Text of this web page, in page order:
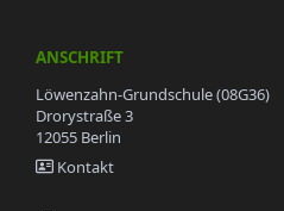
ANSCHRIFT
Löwenzahn-Grundschule (08G36)
Drorystraße 3
12055 Berlin
Kontakt